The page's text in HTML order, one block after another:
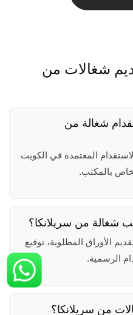
شغالات من
شغالة من
المعتمدة في الكويت
بالمكتب.
شغالة من سريلانكا؟
الأوراق المطلوبة، توقيع
الرسمية.
من سريلانكا؟